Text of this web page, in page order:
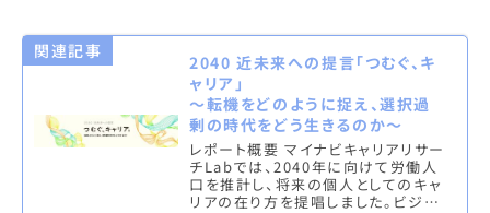
関連記事
2040 近未来への提言「つむぐ、キ
ャリア」
～転機をどのように捉え、選択過
剰の時代をどう生きるのか～
レポート概要 マイナビキャリアリサー
チLabでは、2040年に向けて労働人
口を推計し、将来の個人としてのキャ
リアの在り方を提唱しました。ビジネ